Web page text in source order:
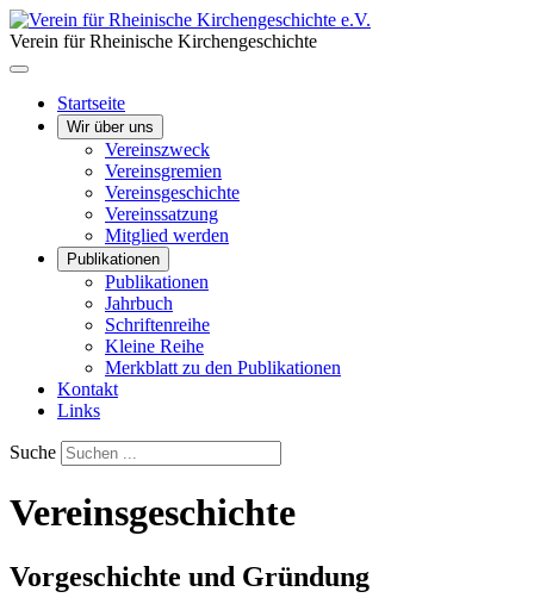
Verein für Rheinische Kirchengeschichte
Startseite
Wir über uns
Vereinszweck
Vereinsgremien
Vereinsgeschichte
Vereinssatzung
Mitglied werden
Publikationen
Publikationen
Jahrbuch
Schriftenreihe
Kleine Reihe
Merkblatt zu den Publikationen
Kontakt
Links
Suche
Vereinsgeschichte
Vorgeschichte und Gründung